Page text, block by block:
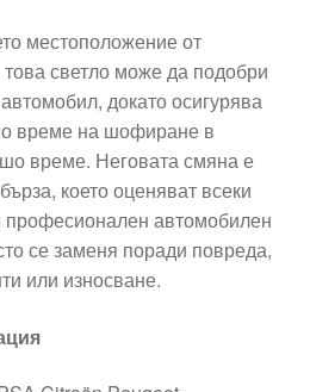
местоположение от
светло може да подобри
докато осигурява
време на шофиране в
време. Неговата смяна е
което оценяват всеки
автомобилен
се заменя поради повреда,
или износване.